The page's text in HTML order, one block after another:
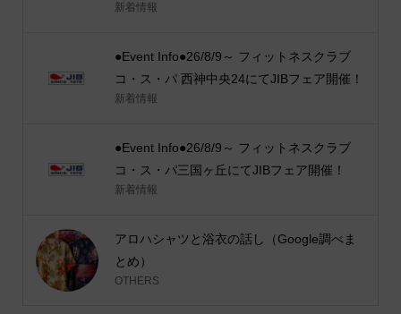
新着情報
●Event Info●26/8/9～ フィットネスクラブ
コ・ス・パ 西神中央24にてJIBフェア開催！
新着情報
●Event Info●26/8/9～ フィットネスクラブ
コ・ス・パ三国ヶ丘にてJIBフェア開催！
新着情報
アロハシャツと浴衣の話し（Google調べま
とめ）
OTHERS